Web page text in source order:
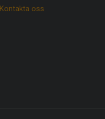
Kontakta oss